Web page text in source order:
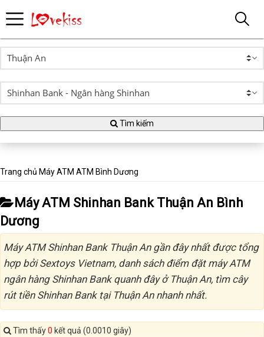
Tìm kiếm
Trang chủ Máy ATM ATM Bình Dương
Máy ATM Shinhan Bank Thuận An Bình
Dương
Máy ATM Shinhan Bank Thuận An gần đây nhất được tổng
hợp bởi Sextoys Vietnam, danh sách điểm đặt máy ATM
ngân hàng Shinhan Bank quanh đây ở Thuận An, tìm cây
rút tiền Shinhan Bank tại Thuận An nhanh nhất.
Tìm thấy0 kết quả (0.0010 giây)